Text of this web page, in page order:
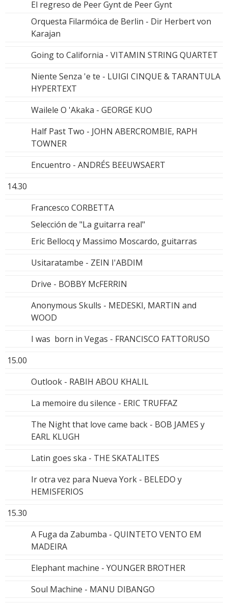
El regreso de Peer Gynt de Peer Gynt
Orquesta Filarmóica de Berlin - Dir Herbert von
Karajan
Going to California - VITAMIN STRING QUARTET
Niente Senza 'e te - LUIGI CINQUE & TARANTULA
HYPERTEXT
Wailele O 'Akaka - GEORGE KUO
Half Past Two - JOHN ABERCROMBIE, RAPH
TOWNER
Encuentro - ANDRÉS BEEUWSAERT
14.30
Francesco CORBETTA
Selección de "La guitarra real"
Eric Bellocq y Massimo Moscardo, guitarras
Usitaratambe - ZEIN I'ABDIM
Drive - BOBBY McFERRIN
Anonymous Skulls - MEDESKI, MARTIN and
WOOD
I was born in Vegas - FRANCISCO FATTORUSO
15.00
Outlook - RABIH ABOU KHALIL
La memoire du silence - ERIC TRUFFAZ
The Night that love came back - BOB JAMES y
EARL KLUGH
Latin goes ska - THE SKATALITES
Ir otra vez para Nueva York - BELEDO y
HEMISFERIOS
15.30
A Fuga da Zabumba - QUINTETO VENTO EM
MADEIRA
Elephant machine - YOUNGER BROTHER
Soul Machine - MANU DIBANGO